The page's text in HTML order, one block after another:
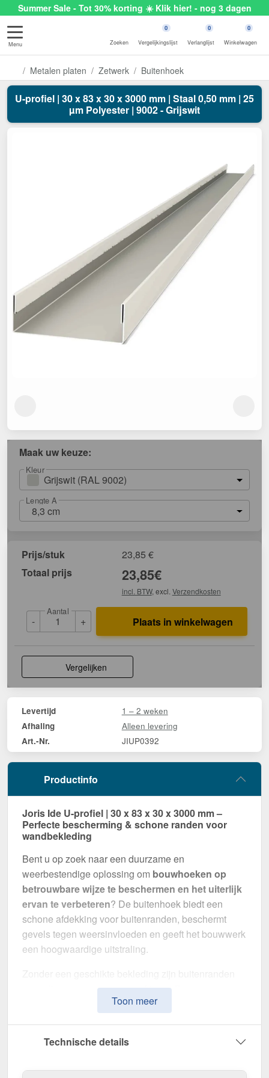
Summer Sale - Tot 30% korting ☀️ Klik hier! - nog 3 dagen
Menu Zoeken
0
Vergelijkingslijst
0
Verlanglijst
0
Winkelwagen
Metalen platen Zetwerk Buitenhoek
U-profiel | 30 x 83 x 30 x 3000 mm | Staal 0,50 mm | 25
µm Polyester | 9002 - Grijswit
Maak uw keuze:
Kleur
Grijswit (RAL 9002)
Lengte A
8,3 cm
Prijs/stuk 23,85 €
Totaal prijs
23,85€
incl. BTW, excl. Verzendkosten
-
Aantal
+ Plaats in winkelwagen
Vergelijken
Levertijd 1 – 2 weken
Afhaling Alleen levering
Art.-Nr. JIUP0392
Productinfo
Joris Ide U-profiel | 30 x 83 x 30 x 3000 mm –
Perfecte bescherming & schone randen voor
wandbekleding
Bent u op zoek naar een duurzame en
weerbestendige oplossing om bouwhoeken op
betrouwbare wijze te beschermen en het uiterlijk
ervan te verbeteren? De buitenhoek biedt een
schone afdekking voor buitenranden, beschermt
gevels tegen weersinvloeden en geeft het bouwwerk
een hoogwaardige uitstraling.
gevoelig voor verwering en slijtage. Deze
buitenhoek is speciaal ontwikkeld om hoeken
met zijn eenvoudige montage, hoge weerstand en
Toon meer
Technische details